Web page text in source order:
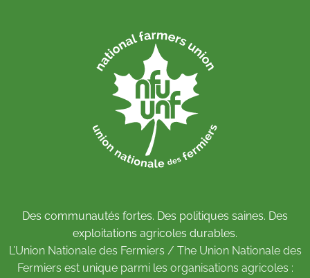
Des communautés fortes. Des politiques saines. Des
exploitations agricoles durables.
L’Union Nationale des Fermiers / The Union Nationale des
Fermiers est unique parmi les organisations agricoles :